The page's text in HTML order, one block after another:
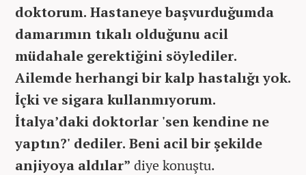
doktorum. Hastaneye başvurduğumda
damarımın tıkalı olduğunu acil
müdahale gerektiğini söylediler.
Ailemde herhangi bir kalp hastalığı yok.
İçki ve sigara kullanmıyorum.
İtalya’daki doktorlar 'sen kendine ne
yaptın?' dediler. Beni acil bir şekilde
anjiyoya aldılar” diye konuştu.